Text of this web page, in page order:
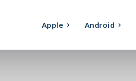
Apple Android